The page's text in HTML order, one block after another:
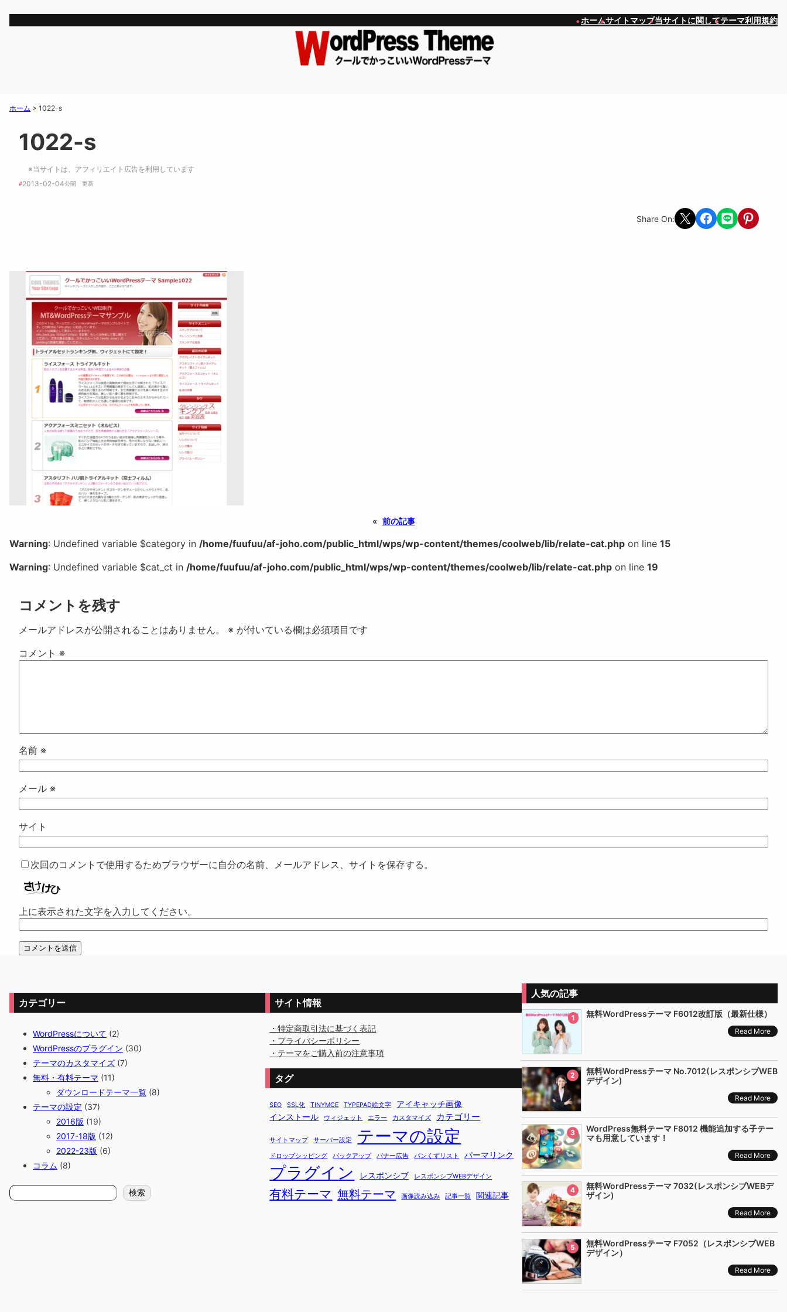
ホームサイトマップ当サイトに関してテーマ利用規約
ホーム > 1022-s
1022-s
※当サイトは、アフィリエイト広告を利用しています
#2013-02-04公開 更新
Share On: Share on X Share on Facebook
Share on LINEShare on
« 前の記事
Warning: Undefined variable $category in /home/fuufuu/af-joho.com/public_html/wps/wp-content/themes/coolweb/lib/relate-cat.php on line 15
Warning: Undefined variable $cat_ct in /home/fuufuu/af-joho.com/public_html/wps/wp-content/themes/coolweb/lib/relate-cat.php on line 19
コメントを残す
メールアドレスが公開されることはありません。 ※ が付いている欄は必須項目です
コメント ※
名前 ※
メール ※
サイト
次回のコメントで使用するためブラウザーに自分の名前、メールアドレス、サイトを保存する。
上に表示された文字を入力してください。
カテゴリー
WordPressについて (2)
WordPressのプラグイン (30)
テーマのカスタマイズ (7)
無料・有料テーマ (11)
ダウンロードテーマ一覧 (8)
テーマの設定 (37)
2016版 (19)
2017-18版 (12)
2022-23版 (6)
コラム (8)
検
索
検索
サイト情報
・特定商取引法に基づく表記
・プライバシーポリシー
・テーマをご購入前の注意事項
タグ
SEO SSL化 TINYMCE TYPEPAD絵文字
アイキャッチ画像
インストール
ウィジェット エラー カスタマイズ カテゴリー
サイトマップ サーバー設定 テーマの設定
ドロップシッピング バックアップ バナー広告 パンくずリスト パーマリンク
プラグイン レスポンシブ レスポンシブWEBデザイン
有料テーマ 無料テーマ 画像読み込み 記事一覧 関連記事
人気の記事
1 無料WordPressテーマ F6012改訂版（最新仕様）
Read More
2
無料WordPressテーマ No.7012(レスポンシブWEB
デザイン)
Read More
3
WordPress無料テーマ F8012 機能追加する子テー
マも用意しています！
Read More
4
無料WordPressテーマ 7032(レスポンシブWEBデ
ザイン)
Read More
5
無料WordPressテーマ F7052（レスポンシブWEB
デザイン）
Read More